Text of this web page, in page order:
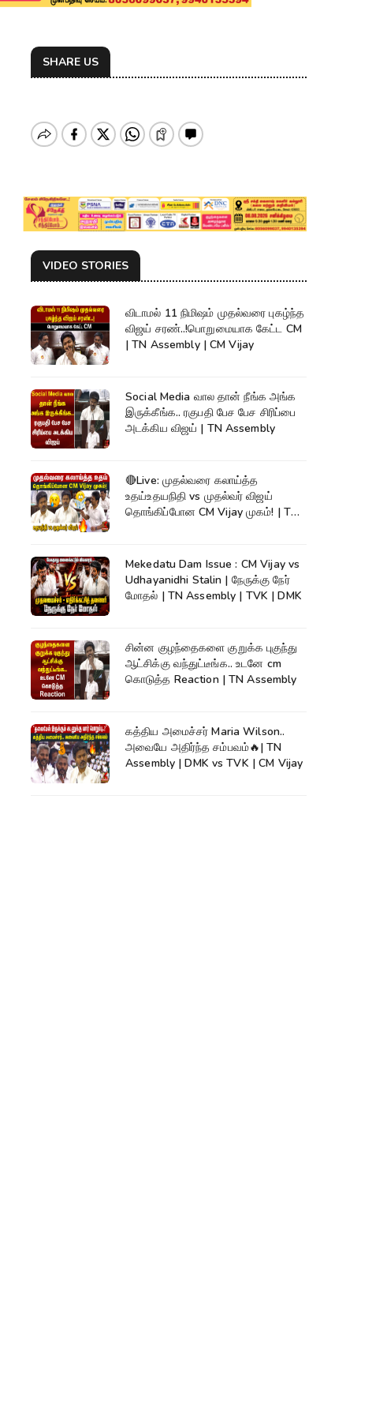
SHARE US
VIDEO STORIES
விடாமல் 11 நிமிஷம் முதல்வரை புகழ்ந்த
விஜய் சரண்..!பொறுமையாக கேட்ட CM
| TN Assembly | CM Vijay
Social Media வால தான் நீங்க அங்க
இருக்கீங்க.. ரகுபதி பேச பேச சிரிப்பை
அடக்கிய விஜய் | TN Assembly
🔴Live: முதல்வரை கலாய்த்த
உதய்உதயநிதி vs முதல்வர் விஜய்
தொங்கிப்போன CM Vijay முகம்! | TN
Mekedatu Dam Issue : CM Vijay vs
Udhayanidhi Stalin | நேருக்கு நேர்
மோதல் | TN Assembly | TVK | DMK
சின்ன குழந்தைகளை குறுக்க புகுந்து
ஆட்சிக்கு வந்துட்டீங்க.. உடனே cm
கொடுத்த Reaction | TN Assembly
கத்திய அமைச்சர் Maria Wilson..
அவையே அதிர்ந்த சம்பவம்🔥| TN
Assembly | DMK vs TVK | CM Vijay